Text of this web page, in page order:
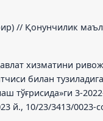
// Қонунчилик
хизматини
билан
тўғрисида»ги 3-
й., 10/23/3413/0023-